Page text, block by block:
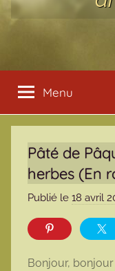
Menu
Pâté de
herbes (En
Publié le 18 avril
Bonjour, bonjour